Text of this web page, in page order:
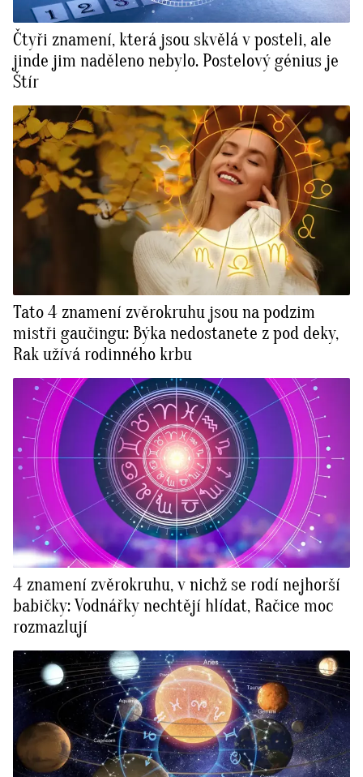
Čtyři znamení, která jsou skvělá v posteli, ale
jinde jim naděleno nebylo. Postelový génius je
Štír
Tato 4 znamení zvěrokruhu jsou na podzim
mistři gaučingu: Býka nedostanete z pod deky,
Rak užívá rodinného krbu
4 znamení zvěrokruhu, v nichž se rodí nejhorší
babičky: Vodnářky nechtějí hlídat, Račice moc
rozmazlují